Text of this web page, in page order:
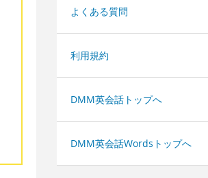
よくある質問
利用規約
DMM英会話トップへ
DMM英会話Wordsトップへ